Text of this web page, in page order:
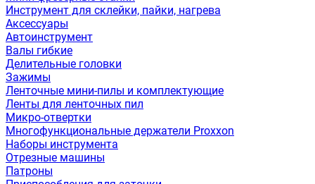
Инструмент для склейки, пайки, нагрева
Аксессуары
Автоинструмент
Валы гибкие
Делительные головки
Зажимы
Ленточные мини-пилы и комплектующие
Ленты для ленточных пил
Микро-отвертки
Многофункциональные держатели Proxxon
Наборы инструмента
Отрезные машины
Патроны